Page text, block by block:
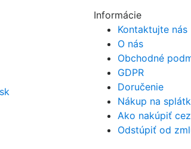
Informácie
Kontaktujte nás
O nás
Obchodné
GDPR
Doručenie
Nákup na
Ako nakúpiť
Odstúpiť od